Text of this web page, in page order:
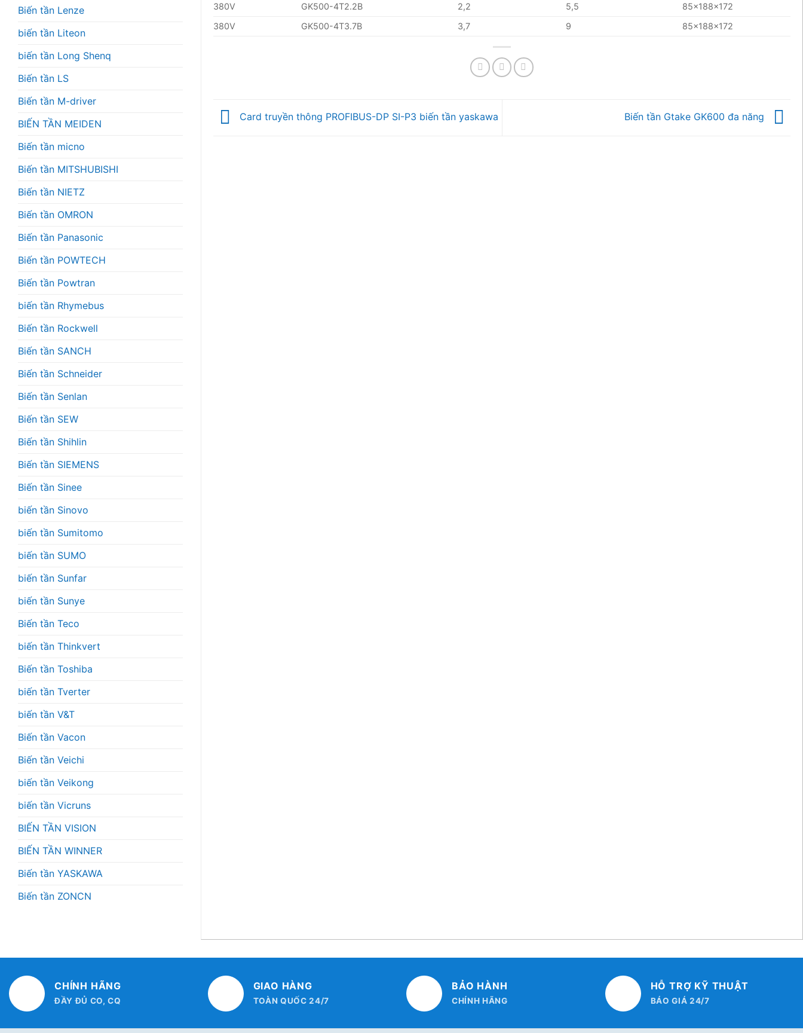
Biến tần Lenze
biến tần Liteon
biến tần Long Shenq
Biến tần LS
Biến tần M-driver
BIẾN TẦN MEIDEN
Biến tần micno
Biến tần MITSHUBISHI
Biến tần NIETZ
Biến tần OMRON
Biến tần Panasonic
Biến tần POWTECH
Biến tần Powtran
biến tần Rhymebus
Biến tần Rockwell
Biến tần SANCH
Biến tần Schneider
Biến tần Senlan
Biến tần SEW
Biến tần Shihlin
Biến tần SIEMENS
Biến tần Sinee
biến tần Sinovo
biến tần Sumitomo
biến tần SUMO
biến tần Sunfar
biến tần Sunye
Biến tần Teco
biến tần Thinkvert
Biến tần Toshiba
biến tần Tverter
biến tần V&T
Biến tần Vacon
Biến tần Veichi
biến tần Veikong
biến tần Vicruns
BIẾN TẦN VISION
BIẾN TẦN WINNER
Biến tần YASKAWA
Biến tần ZONCN
380V
GK500-4T2.2B 2,2 5,5
85x188x172
380V
GK500-4T3.7B 3,7 9 85x188x172
Card truyền thông PROFIBUS-DP SI-P3 biến tần yaskawa Biến tần Gtake GK600 đa năng
CHÍNH HÃNG
ĐẦY ĐỦ CO, CQ
GIAO HÀNG
TOÀN QUỐC 24/7
BẢO HÀNH
CHÍNH HÃNG
HỖ TRỢ KỸ THUẬT
BÁO GIÁ 24/7